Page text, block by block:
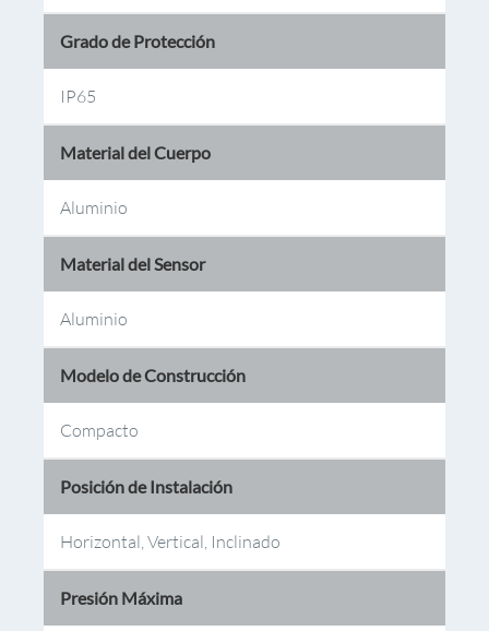
Grado de Protección
IP65
Material del Cuerpo
Aluminio
Material del Sensor
Aluminio
Modelo de Construcción
Compacto
Posición de Instalación
Horizontal, Vertical, Inclinado
Presión Máxima